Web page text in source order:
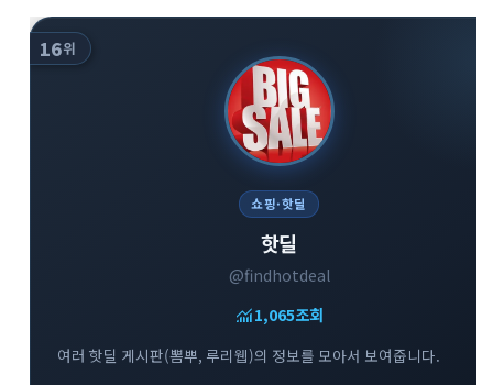
16위
쇼핑·핫딜
핫딜
@findhotdeal
monitoring1,065조회
여러 핫딜 게시판(뽐뿌, 루리웹)의 정보를 모아서 보여줍니다.